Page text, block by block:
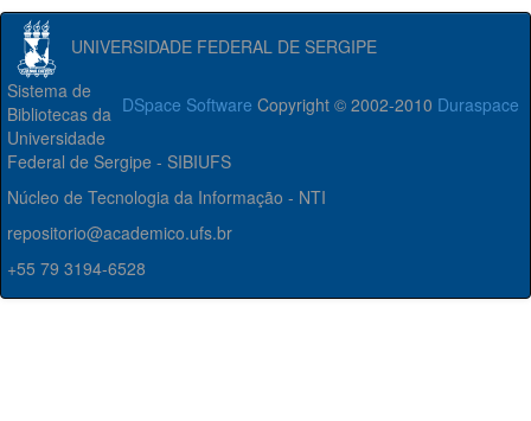
UNIVERSIDADE FEDERAL DE SERGIPE
DSpace Software Copyright © 2002-2010 Duraspace
Sistema de
Bibliotecas da
Universidade
Federal de Sergipe - SIBIUFS
Núcleo de Tecnologia da Informação - NTI
repositorio@academico.ufs.br
+55 79 3194-6528